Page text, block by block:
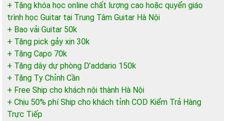
+ Tặng khóa học online chất lượng cao hoặc quyển giáo
trình học Guitar tại Trung Tâm Guitar Hà Nội
+ Bao vải Guitar 50k
+ Tặng pick gảy xịn 30k
+ Tặng Capo 70k
+ Tặng dây dự phòng D’addario 150k
+ Tặng Ty Chỉnh Cần
+ Free Ship cho khách nội thành Hà Nội
+ Chịu 50% phí Ship cho khách tỉnh COD Kiểm Trả Hàng
Trực Tiếp